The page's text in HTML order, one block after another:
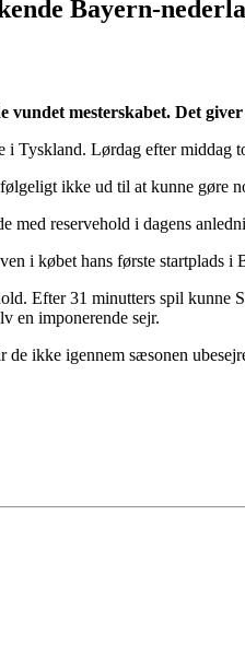
Bayern-
mesterskabet. Det
Tyskland. Lørdag efter
ikke ud til at kunne
reservehold i dagens
i købet hans første startplads i
Efter 31 minutters spil
en imponerende sejr.
ikke igennem sæsonen